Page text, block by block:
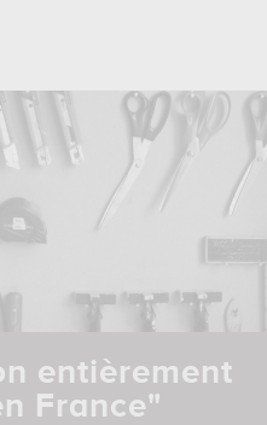
entièrement
France"